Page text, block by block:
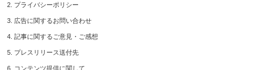
2. プライバシーポリシー
3. 広告に関するお問い合わせ
4. 記事に関するご意見・ご感想
5. プレスリリース送付先
6. コンテンツ提供に関して